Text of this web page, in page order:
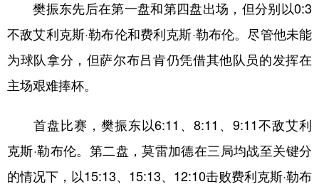
浙江 安徽 福建 江西
山东 河南 湖北 湖南
广东 广西 海南 重庆
四川
陕西 甘肃 青海 宁夏
新疆 内蒙古 黑龙江
樊振东先后在第一盘和第四盘出场，但分别以0:3
不敌艾利克斯·勒布伦和费利克斯·勒布伦。尽管他未能
为球队拿分，但萨尔布吕肯仍凭借其他队员的发挥在
主场艰难捧杯。
首盘比赛，樊振东以6:11、8:11、9:11不敌艾利
克斯·勒布伦。第二盘，莫雷加德在三局均战至关键分
的情况下，以15:13、15:13、12:10击败费利克斯·勒布